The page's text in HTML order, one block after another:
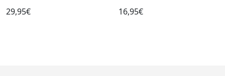
29,95€ 16,95€